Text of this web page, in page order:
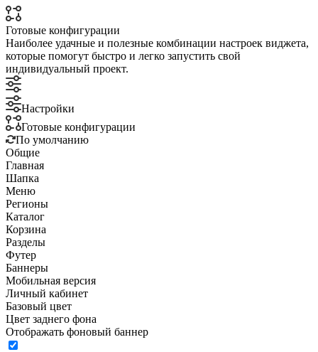
Готовые конфигурации
Наиболее удачные и полезные комбинации настроек виджета,
которые помогут быстро и легко запустить свой
индивидуальный проект.
Настройки
Готовые конфигурации
По умолчанию
Общие
Главная
Шапка
Меню
Регионы
Каталог
Корзина
Разделы
Футер
Баннеры
Мобильная версия
Личный кабинет
Базовый цвет
Цвет заднего фона
Отображать фоновый баннер